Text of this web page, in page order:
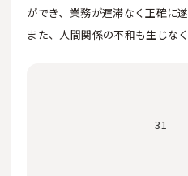
ができ、業務が遅滞なく正確に
また、人間関係の不和も生じな
31